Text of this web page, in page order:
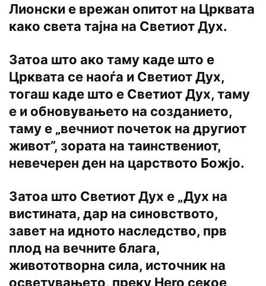
Лионски е врежан опитот на Црквата
како света тајна на Светиот Дух.
Затоа што ако таму каде што е
Црквата се наоѓа и Светиот Дух,
тогаш каде што е Светиот Дух, таму
е и обновувањето на созданието,
таму е „вечниот почеток на другиот
живот”, зората на таинствениот,
невечерен ден на царството Божјо.
Затоа што Светиот Дух е „Дух на
вистината, дар на синовството,
завет на идното наследство, прв
плод на вечните блага,
живототворна сила, источник на
осветувањето, преку Hero секое